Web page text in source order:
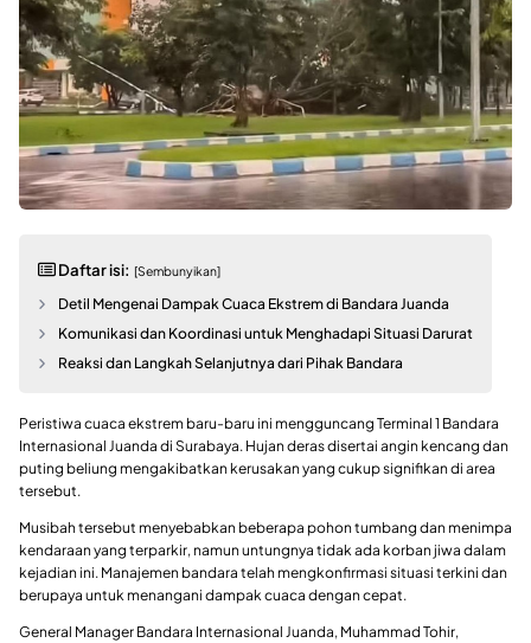
Daftar isi: [Sembunyikan]
Detil Mengenai Dampak Cuaca Ekstrem di Bandara Juanda
Komunikasi dan Koordinasi untuk Menghadapi Situasi Darurat
Reaksi dan Langkah Selanjutnya dari Pihak Bandara
Peristiwa cuaca ekstrem baru-baru ini mengguncang Terminal 1 Bandara
Internasional Juanda di Surabaya. Hujan deras disertai angin kencang dan
puting beliung mengakibatkan kerusakan yang cukup signifikan di area
tersebut.
Musibah tersebut menyebabkan beberapa pohon tumbang dan menimpa
kendaraan yang terparkir, namun untungnya tidak ada korban jiwa dalam
kejadian ini. Manajemen bandara telah mengkonfirmasi situasi terkini dan
berupaya untuk menangani dampak cuaca dengan cepat.
General Manager Bandara Internasional Juanda, Muhammad Tohir,